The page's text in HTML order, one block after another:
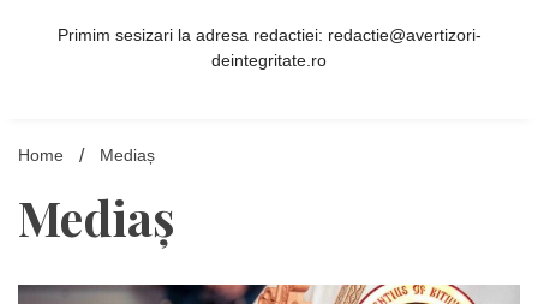
Primim sesizari la adresa redactiei: redactie@avertizori-
deintegritate.ro
Home Mediaș
Mediaș